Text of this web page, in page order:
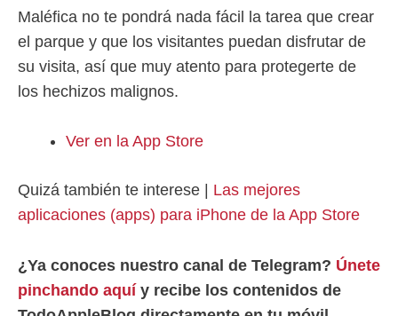
Maléfica no te pondrá nada fácil la tarea que crear
el parque y que los visitantes puedan disfrutar de
su visita, así que muy atento para protegerte de
los hechizos malignos.
Ver en la App Store
Quizá también te interese | Las mejores
aplicaciones (apps) para iPhone de la App Store
¿Ya conoces nuestro canal de Telegram? Únete
pinchando aquí y recibe los contenidos de